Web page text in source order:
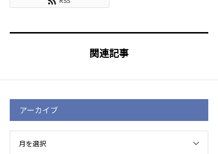
関連記事
アーカイブ
月を選択